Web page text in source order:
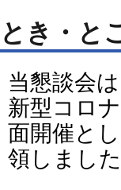
とき・と
当懇談会
新型コロ
面開催と
領しました